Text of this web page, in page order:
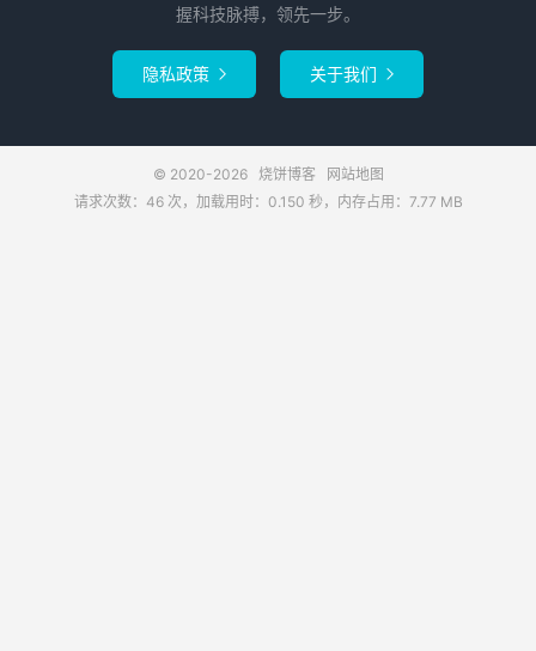
握科技脉搏，领先一步。
隐私政策  关于我们 
© 2020-2026 烧饼博客
网站地图
请求次数：46 次，加载用时：0.150 秒，内存占用：7.77 MB